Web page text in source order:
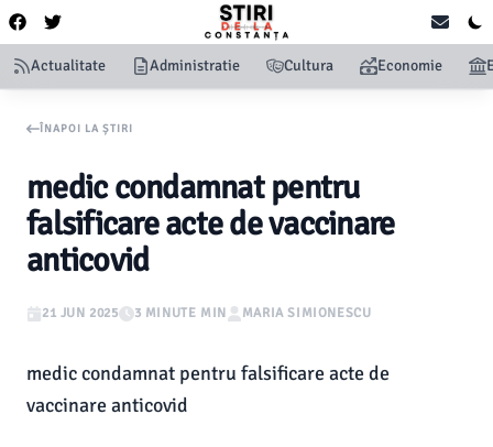
Actualitate Administratie Cultura Economie
ÎNAPOI LA ȘTIRI
medic condamnat pentru
falsificare acte de vaccinare
anticovid
21 JUN 2025 3 MINUTE MIN MARIA SIMIONESCU
medic condamnat pentru falsificare acte de
vaccinare anticovid